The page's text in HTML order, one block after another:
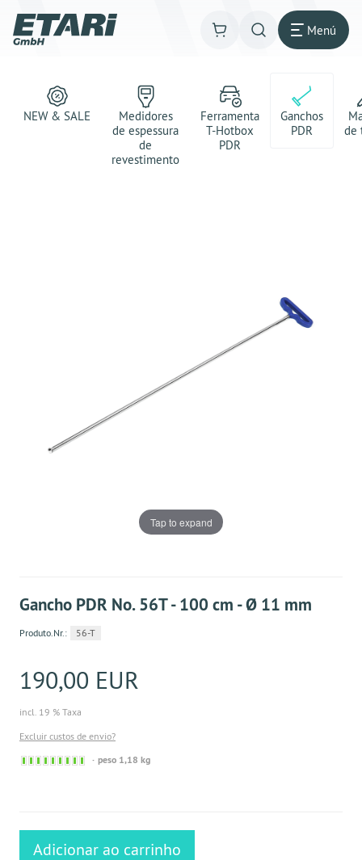
Menú
NEW & SALE
Medidores
de espessura
de
revestimento
Ferramenta
T-Hotbox
PDR
Ganchos
PDR
de
Tap to expand
Gancho PDR No. 56T - 100 cm - Ø 11 mm
Produto.Nr.: 56-T
190,00 EUR
incl. 19 % Taxa
Excluir custos de envio?
Sofort
peso 1,18 kg
Adicionar ao carrinho